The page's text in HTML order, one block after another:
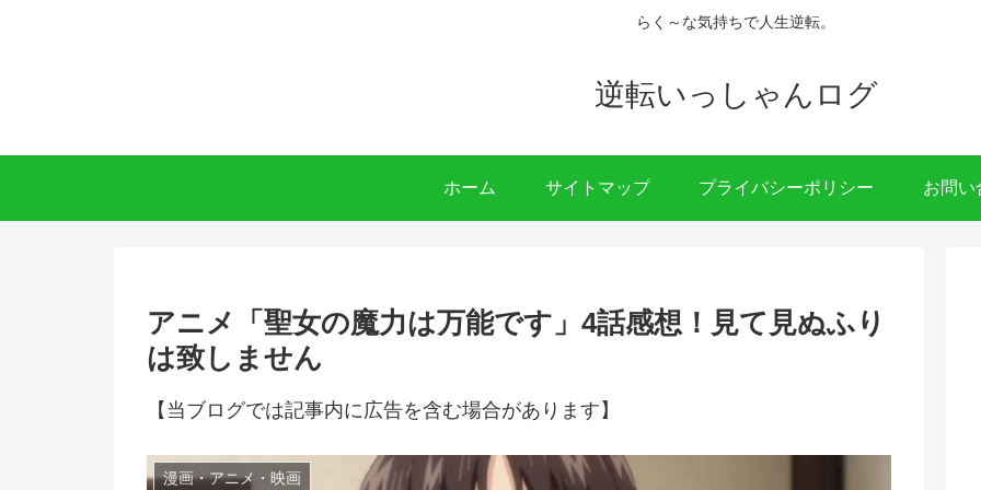
らく～な気持ちで人生逆転。
逆転いっしゃんログ
ホーム サイトマップ プライバシーポリシー お問い
アニメ「聖女の魔力は万能です」4話感想！見て見ぬふり
は致しません
【当ブログでは記事内に広告を含む場合があります】
漫画・アニメ・映画